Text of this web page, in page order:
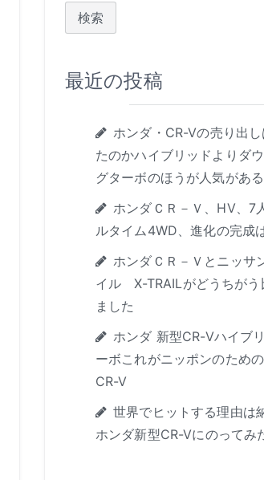
最近の投稿
ホンダ・CR-Vの売り出
たのかハイブリッドよりダ
グターボのほうが人気がある
ホンダＣＲ－Ｖ、HV、7
ルタイム4WD、進化の完成
ホンダＣＲ－Ｖとニッサ
イル X-TRAILがどうちがう
ました
ホンダ 新型CR-Vハイブ
ーボこれがニッポンのため
CR-V
世界でヒットする理由は
ホンダ新型CR-Vにのってみ